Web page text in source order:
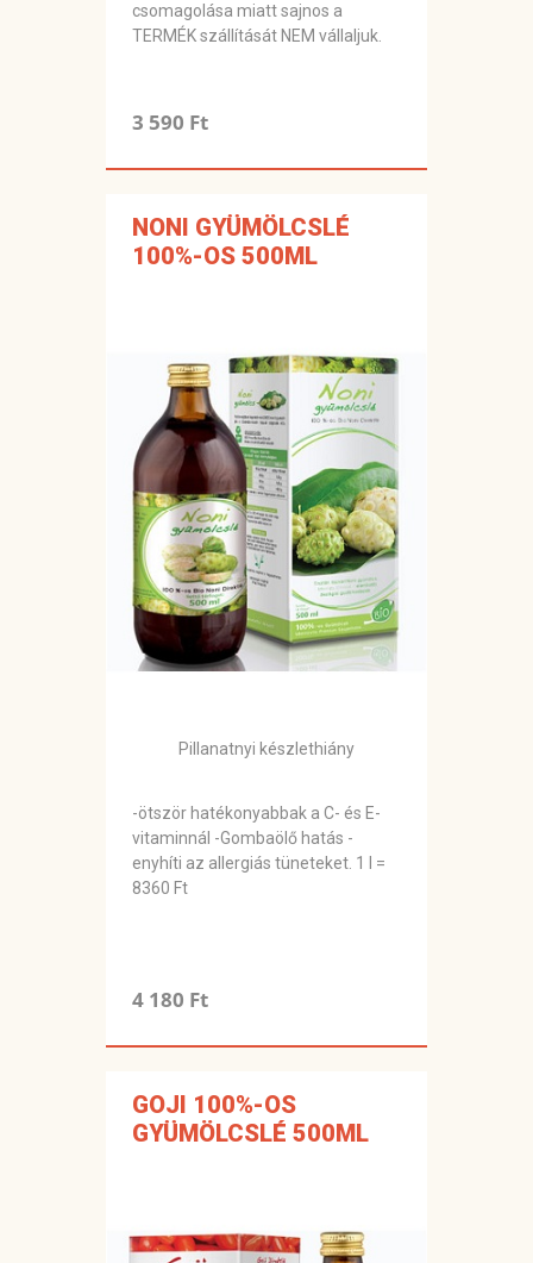
csomagolása miatt sajnos a
TERMÉK szállítását NEM vállaljuk.
3 590 Ft
NONI GYÜMÖLCSLÉ
100%-OS 500ML
Pillanatnyi készlethiány
-ötször hatékonyabbak a C- és E-
vitaminnál -Gombaölő hatás -
enyhíti az allergiás tüneteket. 1 l =
8360 Ft
4 180 Ft
GOJI 100%-OS
GYÜMÖLCSLÉ 500ML